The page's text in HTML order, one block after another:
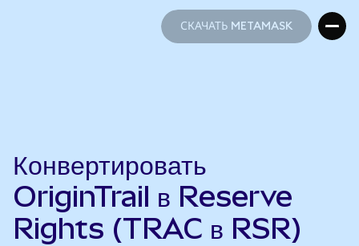
СКАЧАТЬ METAMASK
Конвертировать
OriginTrail в Reserve
Rights (TRAC в RSR)